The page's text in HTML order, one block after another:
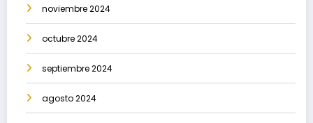
noviembre 2024
octubre 2024
septiembre 2024
agosto 2024